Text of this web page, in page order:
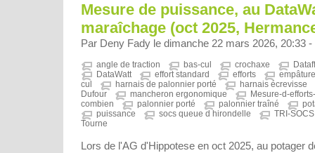
Mesure de puissance, au
maraîchage (oct 2025,
Par Deny Fady le dimanche 22 mars 2026, 20:33 -
angle de traction bas-cul crochaxe
DataWatt
effort standard efforts
cul
harnais de palonnier porté
harnais écrevisse
Dufour
mancheron ergonomique
Mesure-d-
combien
palonnier porté palonnier traîné
puissance
socs queue d hirondelle
TRI-
Tourne
Lors de l'AG d'Hippotese en oct 2025, au potager